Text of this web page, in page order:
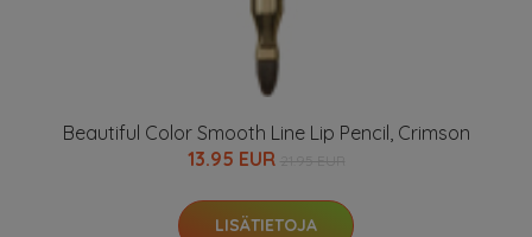
Beautiful Color Smooth Line Lip Pencil, Crimson
13.95 EUR
LISÄTIETOJA